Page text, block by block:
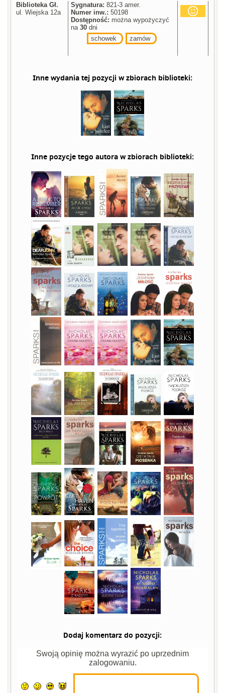
Biblioteka Gł.
ul. Wiejska 12a
Sygnatura: 821-3 amer.
Numer inw.: 50198
Dostępność: można wypożyczyć
na30 dni
schowek
zamów
Inne wydania tej pozycji w zbiorach biblioteki:
Inne pozycje tego autora w zbiorach biblioteki:
Dodaj komentarz do pozycji:
Swoją opinię można wyrazić po uprzednim
zalogowaniu.